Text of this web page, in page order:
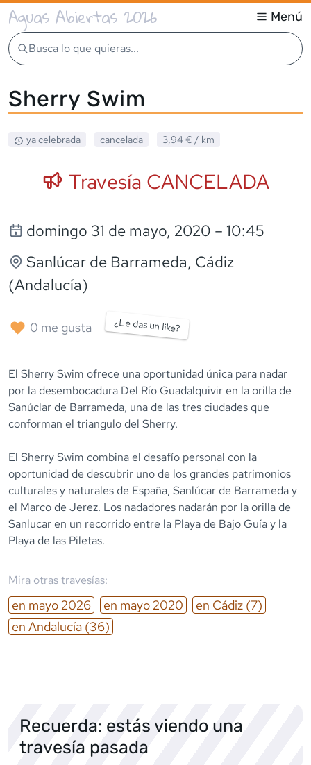
Aguas Abiertas 2026 Menú
Busca lo que quieras...
Sherry Swim
ya celebrada cancelada 3,94 € / km
Travesía CANCELADA
domingo 31 de mayo, 2020 – 10:45
Sanlúcar de Barrameda, Cádiz
(Andalucía)
0 me gusta ¿Le das un like?
El Sherry Swim ofrece una oportunidad única para nadar
por la desembocadura Del Río Guadalquivir en la orilla de
Sanúclar de Barrameda, una de las tres ciudades que
conforman el triangulo del Sherry.
El Sherry Swim combina el desafío personal con la
oportunidad de descubrir uno de los grandes patrimonios
culturales y naturales de España, Sanlúcar de Barrameda y
el Marco de Jerez. Los nadadores nadarán por la orilla de
Sanlucar en un recorrido entre la Playa de Bajo Guía y la
Playa de las Piletas.
Mira otras travesías:
en mayo 2026 en mayo 2020 en Cádiz (7)
en Andalucía (36)
Recuerda: estás viendo una
travesía pasada